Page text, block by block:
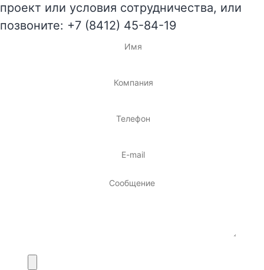
проект или условия сотрудничества, или
позвоните: +7 (8412) 45-84-19